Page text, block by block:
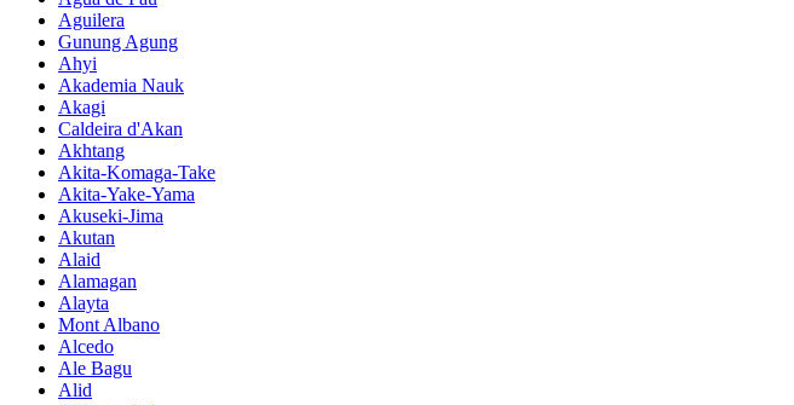
Aguilera
Gunung Agung
Ahyi
Akademia Nauk
Akagi
Caldeira d'Akan
Akhtang
Akita-Komaga-Take
Akita-Yake-Yama
Akuseki-Jima
Akutan
Alaid
Alamagan
Alayta
Mont Albano
Alcedo
Ale Bagu
Alid